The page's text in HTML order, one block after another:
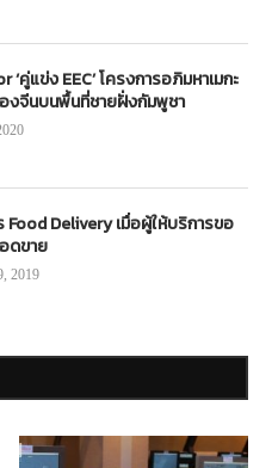
‘คู่แข่ง EEC’ โครงการอภิมหาเมกะ
งจีนบนพื้นที่ชายฝั่งกัมพูชา
Food Delivery เมื่อผู้ให้บริการขอ
ดขาย
2019